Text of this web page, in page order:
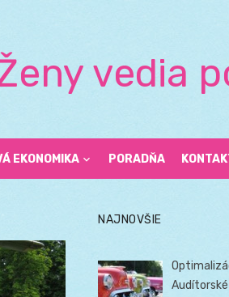
vedia
EKONOMIKA PORADŇA
NAJNOVŠIE